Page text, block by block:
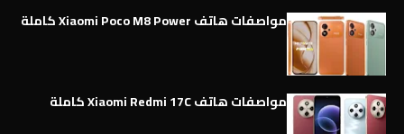
مواصفات هاتف Xiaomi Poco M8 Power كاملة
مواصفات هاتف Xiaomi Redmi 17C كاملة